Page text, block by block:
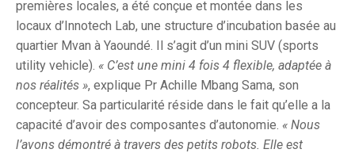
premières locales, a été conçue et montée dans les
locaux d’Innotech Lab, une structure d’incubation basée au
quartier Mvan à Yaoundé. Il s’agit d’un mini SUV (sports
utility vehicle). « C’est une mini 4 fois 4 flexible, adaptée à
nos réalités », explique Pr Achille Mbang Sama, son
concepteur. Sa particularité réside dans le fait qu’elle a la
capacité d’avoir des composantes d’autonomie. « Nous
l’avons démontré à travers des petits robots. Elle est